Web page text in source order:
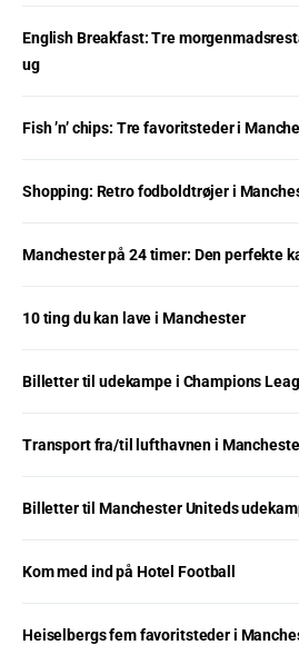
English Breakfast: Tre
ug
Fish ’n’ chips: Tre favoritsteder i
Shopping: Retro fodboldtrøjer i
Manchester på 24 timer: Den perfekte
10 ting du kan lave i Manchester
Billetter til udekampe i Champions
Transport fra/til lufthavnen i
Billetter til Manchester Uniteds
Kom med ind på Hotel Football
Heiselbergs fem favoritsteder i